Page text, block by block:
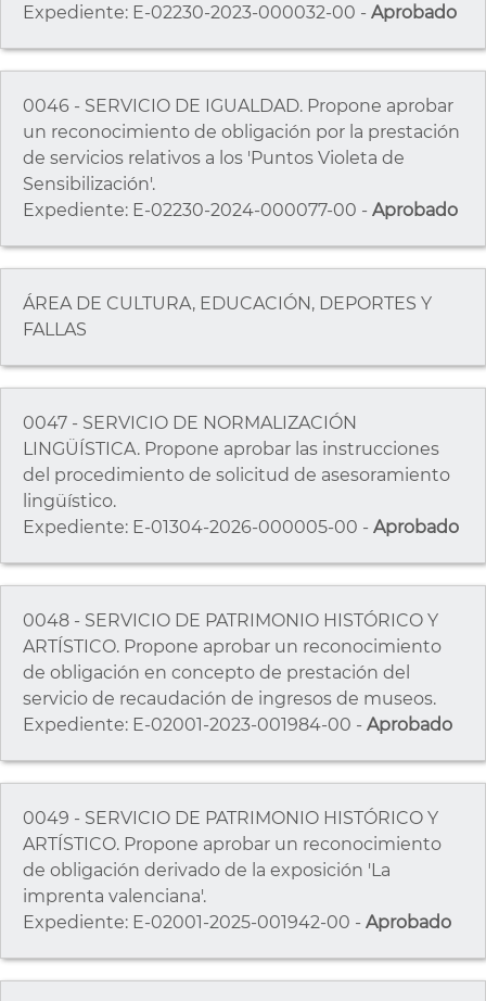
Expediente: E-02230-2023-000032-00 - Aprobado
0046 - SERVICIO DE IGUALDAD. Propone aprobar
un reconocimiento de obligación por la prestación
de servicios relativos a los 'Puntos Violeta de
Sensibilización'.
Expediente: E-02230-2024-000077-00 - Aprobado
ÁREA DE CULTURA, EDUCACIÓN, DEPORTES Y
FALLAS
0047 - SERVICIO DE NORMALIZACIÓN
LINGÜÍSTICA. Propone aprobar las instrucciones
del procedimiento de solicitud de asesoramiento
lingüístico.
Expediente: E-01304-2026-000005-00 - Aprobado
0048 - SERVICIO DE PATRIMONIO HISTÓRICO Y
ARTÍSTICO. Propone aprobar un reconocimiento
de obligación en concepto de prestación del
servicio de recaudación de ingresos de museos.
Expediente: E-02001-2023-001984-00 - Aprobado
0049 - SERVICIO DE PATRIMONIO HISTÓRICO Y
ARTÍSTICO. Propone aprobar un reconocimiento
de obligación derivado de la exposición 'La
imprenta valenciana'.
Expediente: E-02001-2025-001942-00 - Aprobado